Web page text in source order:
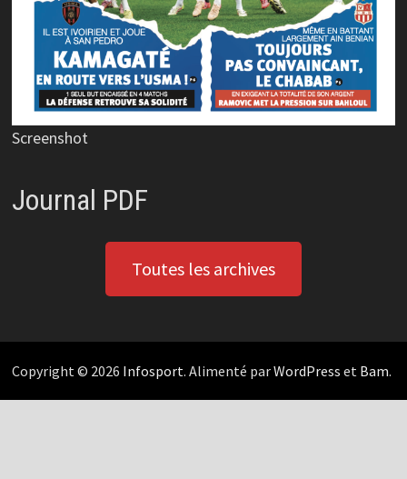
Screenshot
Journal PDF
Toutes les archives
Copyright © 2026 Infosport. Alimenté parWordPress et Bam.